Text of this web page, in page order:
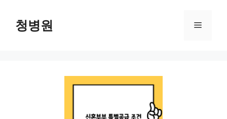
청병원 메